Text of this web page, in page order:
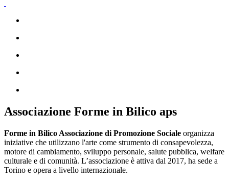
Associazione Forme in Bilico aps
Forme in Bilico Associazione di Promozione Sociale organizza
iniziative che utilizzano l'arte come strumento di consapevolezza,
motore di cambiamento, sviluppo personale, salute pubblica, welfare
culturale e di comunità. L’associazione è attiva dal 2017, ha sede a
Torino e opera a livello internazionale.